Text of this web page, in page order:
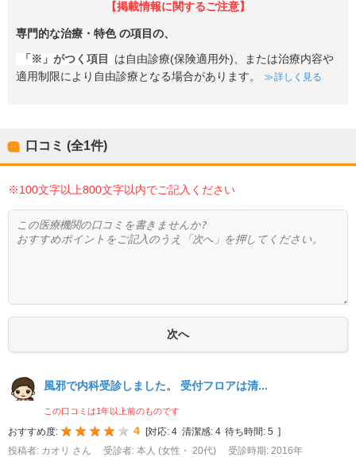
【掲載情報に関するご注意】
専門的な治療・特色の項目の、
「※」がつく項目
は自由診療(保険適用外)、または治療内容や
適用制限により自由診療となる場合があります。
詳しく見る
口コミ (全1件)
※100文字以上800文字以内でご記入ください
風邪で内科受診しました。 受付フロアは清...
この口コミは1年以上前のものです
おすすめ度: 4 対応: 4 清潔感: 4 待ち時間: 5
投稿者: カオリ さん
受診者: 本人 (女性・ 20代) 受診時期: 2016年